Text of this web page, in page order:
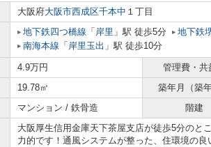
大阪府大阪市西成区千本中 １丁目
地下鉄四つ橋線 「 岸里 」駅 徒歩5分 地下鉄
南海本線 「 岸里玉出 」駅 徒歩10分
4.9万円 管理費・共
19.78㎡ 築年月（築年
マンション / 鉄骨造 階建
大阪厚生信用金庫天下茶屋支店が徒歩5分のと
力的です！通風システムが整った、住環境の